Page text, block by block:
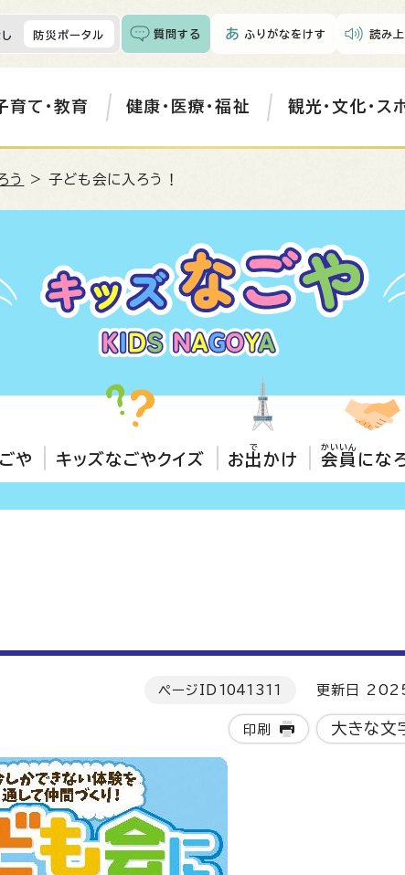
防災ポータル 質問する ふりがなをけす 読み
育て・教育 健康・医療・福祉 観光・文化・ス
う > 子ども会に入ろう！
や キッズなごやクイズ お出
で
かけ 会員
かいいん
にな
ページID 1041311 更新日
印刷 大きな文